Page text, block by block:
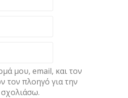
μου, email, και τον
τον πλοηγό για την